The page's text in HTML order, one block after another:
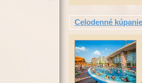
Celodenné